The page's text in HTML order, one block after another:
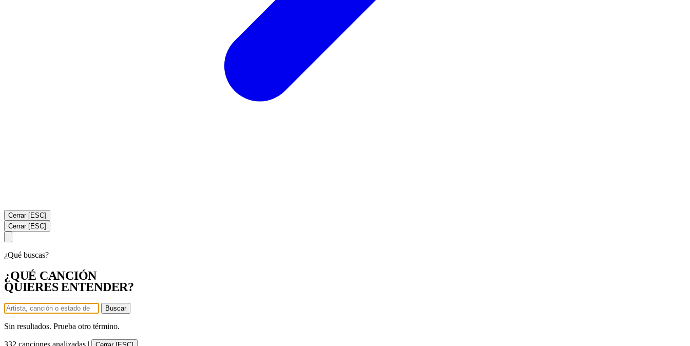
Cerrar [ESC]
Cerrar [ESC]
¿Qué buscas?
¿QUÉ CANCIÓN
QUIERES ENTENDER?
Buscar
Sin resultados. Prueba otro término.
332 canciones analizadas |